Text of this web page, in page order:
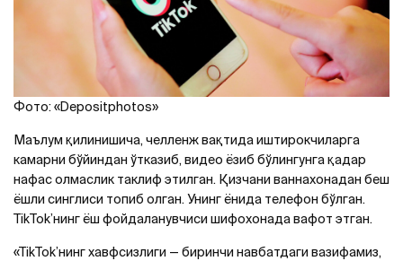
Фото: «Depositphotos»
Маълум қилинишича, челленж вақтида иштирокчиларга
камарни бўйиндан ўтказиб, видео ёзиб бўлингунга қадар
нафас олмаслик таклиф этилган. Қизчани ваннахонадан беш
ёшли синглиси топиб олган. Унинг ёнида телефон бўлган.
TikTok’нинг ёш фойдаланувчиси шифохонада вафот этган.
«TikTok’нинг хавфсизлиги — биринчи навбатдаги вазифамиз,